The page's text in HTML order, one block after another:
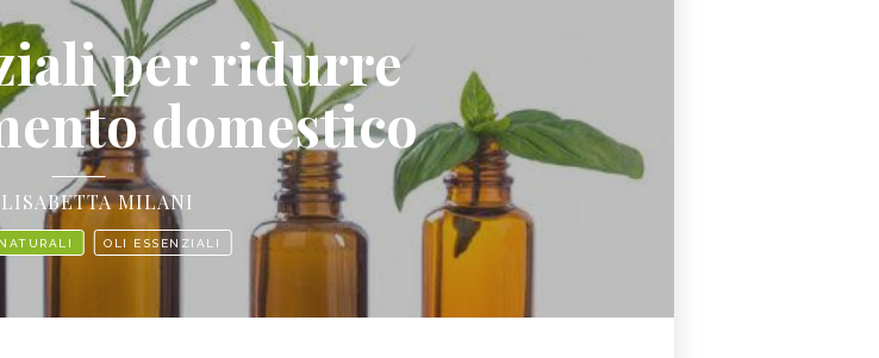
per ridurre
domestico
MILANI
OLI ESSENZIALI